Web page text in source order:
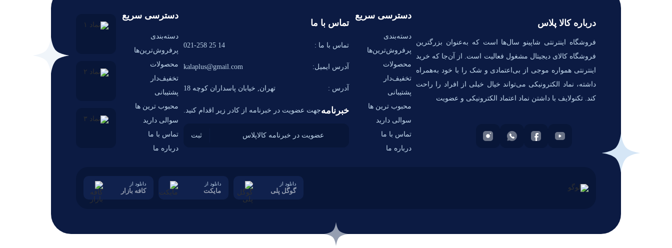
درباره کالا پلاس
فروشگاه اینترنتی شاپینو سال‌ها است که به‌عنوان بزرگترین
فروشگاه کالای دیجیتال مشغول فعالیت است. از آن‌جا که خرید
اینترنتی همواره موجی از بی‌اعتمادی و شک را با خود به‌همراه
داشته، نماد الکترونیکی می‌تواند خیال خیلی از افراد را راحت
کند. تکنولایف با داشتن نماد اعتماد الکترونیکی و عضویت
دسترسی سریع
دسته‌بندی
پرفروش‌ترین‌ها
محصولات
تخفیف‌دار
پشتیبانی
محبوب ترین ها
سوالی دارید
تماس با ما
درباره ما
تماس با ما
تماس با ما : 14 25 021-258
آدرس ایمیل: kalaplus@gmail.com
آدرس : تهران, خیابان پاسداران کوچه 18
خبرنامهجهت عضویت در خبرنامه از کادر زیر اقدام کنید.
دسترسی سریع
دسته‌بندی
پرفروش‌ترین‌ها
محصولات
تخفیف‌دار
پشتیبانی
محبوب ترین ها
سوالی دارید
تماس با ما
درباره ما
دانلود از
گوگل پلی
دانلود از
مایکت
دانلود از
کافه بازار